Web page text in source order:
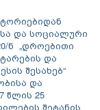
და სოციალური
ნ „დროებითი
და
შესახებ“
და
წლის 25
შეტანის